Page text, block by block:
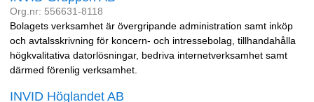
Org.nr: 556631-8118
Bolagets verksamhet är övergripande administration samt inköp
och avtalsskrivning för koncern- och intressebolag, tillhandahålla
högkvalitativa datorlösningar, bedriva internetverksamhet samt
därmed förenlig verksamhet.
INVID Höglandet AB